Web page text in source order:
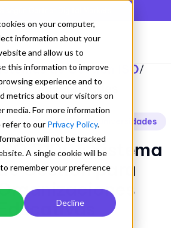
on your computer,
information about your
and allow us to
this information to improve
experience and to
metrics about our visitors on
media. For more information
refer to our Privacy Policy.
will not be tracked
A single cookie will be
remember your preference
Decline
de Gestion ISO/
universidades
proceso acreditación universidades
21001: Sistema
Gestión para
Educativas